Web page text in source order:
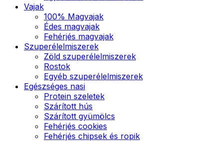
Vajak
100% Magvajak
Édes magvajak
Fehérjés magvajak
Szuperélelmiszerek
Zöld szuperélelmiszerek
Rostok
Egyéb szuperélelmiszerek
Egészséges nasi
Protein szeletek
Szárított hús
Szárított gyümölcs
Fehérjés cookies
Fehérjés chipsek és ropik